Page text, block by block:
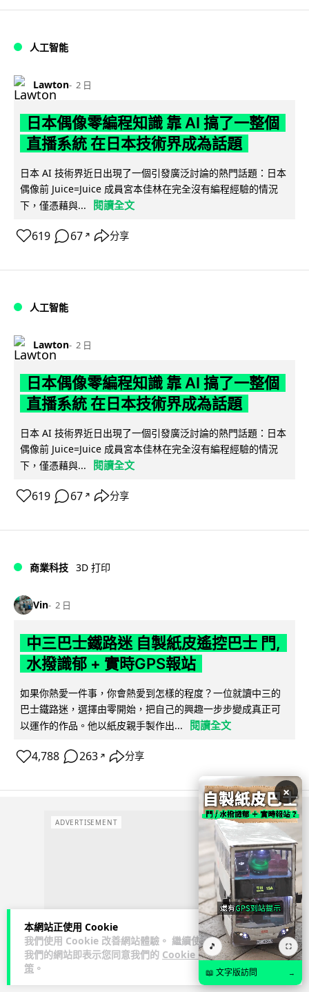
本網站正使用 Cookie
我們使用 Cookie 改善網站體驗。 繼續使用
我們的網站即表示您同意我們的 Cookie 政
策 。
人工智能
Lawton 2 日
日本偶像零編程知識 靠 AI 搞了一整個
直播系統 在日本技術界成為話題
日本 AI 技術界近日出現了一個引發廣泛討論的熱門話題：日本
偶像前 Juice=Juice 成員宮本佳林在完全沒有編程經驗的情況
下，僅憑藉與...
閱讀全文
619 67 ↗ 分享
人工智能
Lawton 2 日
日本偶像零編程知識 靠 AI 搞了一整個
直播系統 在日本技術界成為話題
日本 AI 技術界近日出現了一個引發廣泛討論的熱門話題：日本
偶像前 Juice=Juice 成員宮本佳林在完全沒有編程經驗的情況
下，僅憑藉與...
閱讀全文
619 67 ↗ 分享
商業科技 3D 打印
Vin 2 日
中三巴士鐵路迷 自製紙皮遙控巴士 門,
水撥識郁 + 實時GPS報站
如果你熱愛一件事，你會熱愛到怎樣的程度？一位就讀中三的
巴士鐵路迷，選擇由零開始，把自己的興趣一步步變成真正可
以運作的作品。他以紙皮親手製作出...
閱讀全文
4,788 263 ↗ 分享
ADVERTISEMENT
×
🎵 ⛶
📖 文字版訪問 →